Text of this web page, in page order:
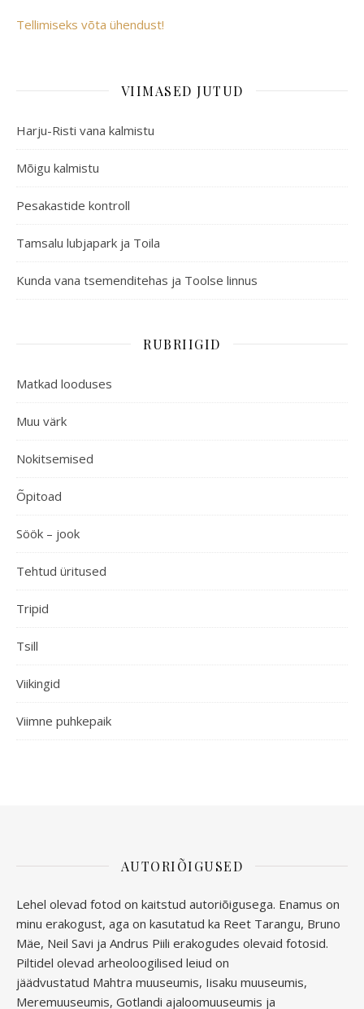
Tellimiseks võta ühendust!
VIIMASED JUTUD
Harju-Risti vana kalmistu
Mõigu kalmistu
Pesakastide kontroll
Tamsalu lubjapark ja Toila
Kunda vana tsemenditehas ja Toolse linnus
RUBRIIGID
Matkad looduses
Muu värk
Nokitsemised
Õpitoad
Söök – jook
Tehtud üritused
Tripid
Tsill
Viikingid
Viimne puhkepaik
AUTORIÕIGUSED
Lehel olevad fotod on kaitstud autoriõigusega. Enamus on
minu erakogust, aga on kasutatud ka Reet Tarangu, Bruno
Mäe, Neil Savi ja Andrus Piili erakogudes olevaid fotosid.
Piltidel olevad arheoloogilised leiud on
jäädvustatud Mahtra muuseumis, Iisaku muuseumis,
Meremuuseumis, Gotlandi ajaloomuuseumis ja